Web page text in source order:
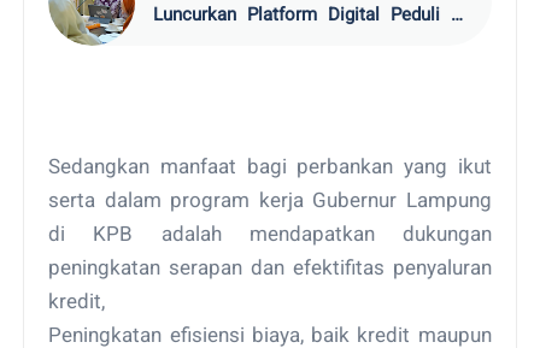
Luncurkan Platform Digital Peduli TB
Sedangkan manfaat bagi perbankan yang ikut
serta dalam program kerja Gubernur Lampung
di KPB adalah mendapatkan dukungan
peningkatan serapan dan efektifitas penyaluran
kredit,
Peningkatan efisiensi biaya, baik kredit maupun